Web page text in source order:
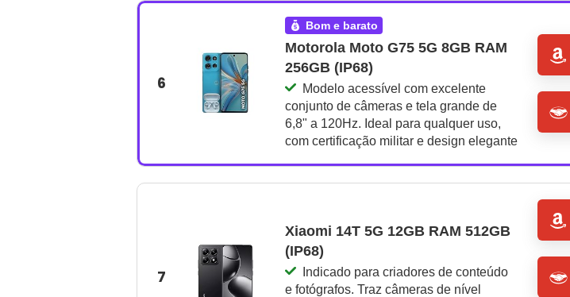
6
bom e barato
Motorola Moto G75 5G 8GB RAM
256GB (IP68)
Modelo acessível com excelente
conjunto de câmeras e tela grande de
6,8" a 120Hz. Ideal para qualquer uso,
com certificação militar e design elegante
7
Xiaomi 14T 5G 12GB RAM 512GB
(IP68)
Indicado para criadores de conteúdo
e fotógrafos. Traz câmeras de nível